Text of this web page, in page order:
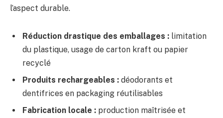
l’aspect durable.
Réduction drastique des emballages : limitation
du plastique, usage de carton kraft ou papier
recyclé
Produits rechargeables : déodorants et
dentifrices en packaging réutilisables
Fabrication locale : production maîtrisée et